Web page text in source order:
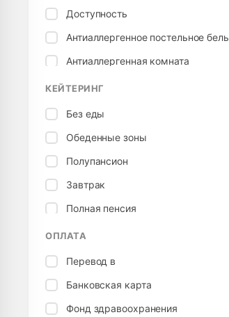
Доступность
Антиаллергенное постельное
Антиаллергенная комната
Подключение к электричеству
Настольный теннис
Детская кровать
Безопасно для детей
Детский стульчик, стульчик для
Крытый бассейн
КЕЙТЕРИНГ
Без еды
Обеденные зоны
Полупансион
Завтрак
Полная пенсия
Вегетарианская кухня
ОПЛАТА
Перевод в
Банковская карта
Фонд здравоохранения